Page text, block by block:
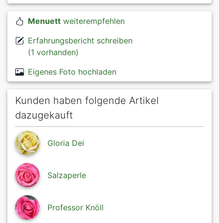
Menuettweiterempfehlen
Erfahrungsbericht schreiben
(1 vorhanden)
Eigenes Foto hochladen
Kunden haben folgende Artikel
dazugekauft
Gloria Dei
Salzaperle
Professor Knöll